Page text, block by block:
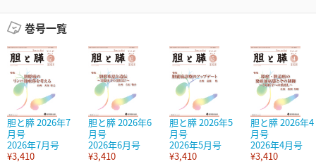
巻号一覧
胆と膵 2026年7
月号
2026年7月号
¥3,410
胆と膵 2026年6
月号
2026年6月号
¥3,410
胆と膵 2026年5
月号
2026年5月号
¥3,410
胆と膵 2026年4
月号
2026年4月号
¥3,410